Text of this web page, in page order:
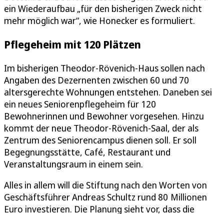
ein Wiederaufbau „für den bisherigen Zweck nicht
mehr möglich war“, wie Honecker es formuliert.
Pflegeheim mit 120 Plätzen
Im bisherigen Theodor-Rövenich-Haus sollen nach
Angaben des Dezernenten zwischen 60 und 70
altersgerechte Wohnungen entstehen. Daneben sei
ein neues Seniorenpflegeheim für 120
Bewohnerinnen und Bewohner vorgesehen. Hinzu
kommt der neue Theodor-Rövenich-Saal, der als
Zentrum des Seniorencampus dienen soll. Er soll
Begegnungsstätte, Café, Restaurant und
Veranstaltungsraum in einem sein.
Alles in allem will die Stiftung nach den Worten von
Geschäftsführer Andreas Schultz rund 80 Millionen
Euro investieren. Die Planung sieht vor, dass die